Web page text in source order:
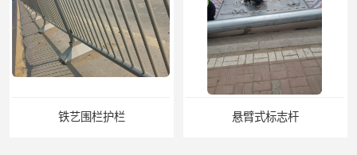
悬臂式标志杆 F型悬臂式交通标志杆